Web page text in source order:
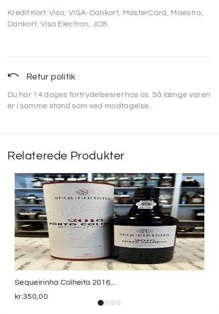
Kredit Kort: Visa, VISA-Dankort, MasterCard, Maestro,
Dankort, Visa Electron, JCB.
Retur politik
Du har 14 dages fortrydelsesret hos os. Så længe varen
er i samme stand som ved modtagelse.
Relaterede Produkter
Sequeirinha Colheita 2016...
kr.350,00